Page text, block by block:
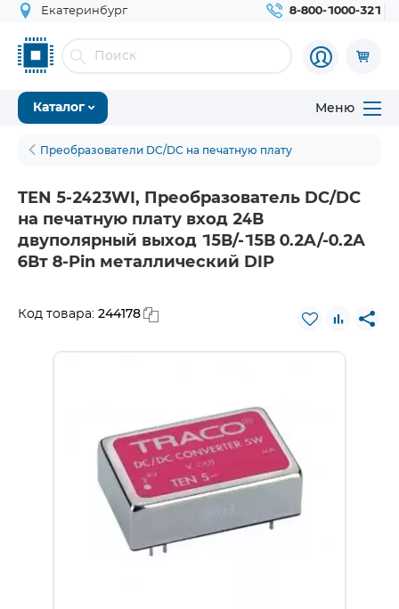
Екатеринбург 8-800-1000-321
Каталог Меню
Преобразователи DC/DC на печатную плату
TEN 5-2423WI, Преобразователь DC/DC
на печатную плату вход 24В
двуполярный выход 15В/-15В 0.2A/-0.2A
6Вт 8-Pin металлический DIP
Код товара: 244178